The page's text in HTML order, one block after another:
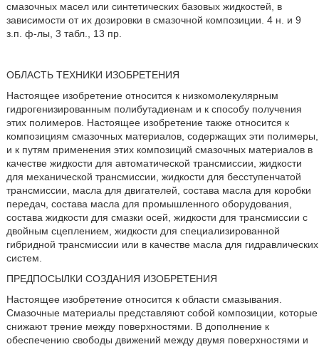
смазочных масел или синтетических базовых жидкостей, в
зависимости от их дозировки в смазочной композиции. 4 н. и 9
з.п. ф-лы, 3 табл., 13 пр.
ОБЛАСТЬ ТЕХНИКИ ИЗОБРЕТЕНИЯ
Настоящее изобретение относится к низкомолекулярным
гидрогенизированным полибутадиенам и к способу получения
этих полимеров. Настоящее изобретение также относится к
композициям смазочных материалов, содержащих эти полимеры,
и к путям применения этих композиций смазочных материалов в
качестве жидкости для автоматической трансмиссии, жидкости
для механической трансмиссии, жидкости для бесступенчатой
трансмиссии, масла для двигателей, состава масла для коробки
передач, состава масла для промышленного оборудования,
состава жидкости для смазки осей, жидкости для трансмиссии с
двойным сцеплением, жидкости для специализированной
гибридной трансмиссии или в качестве масла для гидравлических
систем.
ПРЕДПОСЫЛКИ СОЗДАНИЯ ИЗОБРЕТЕНИЯ
Настоящее изобретение относится к области смазывания.
Смазочные материалы представляют собой композиции, которые
снижают трение между поверхностями. В дополнение к
обеспечению свободы движений между двумя поверхностями и